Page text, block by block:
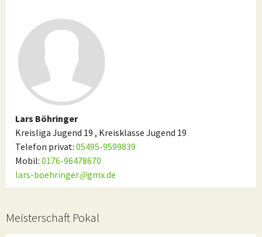
Lars Böhringer
Kreisliga Jugend 19 , Kreisklasse Jugend 19
Telefon privat: 05495-9599839
Mobil: 0176-96478670
lars-boehringer@gmx.de
Meisterschaft Pokal